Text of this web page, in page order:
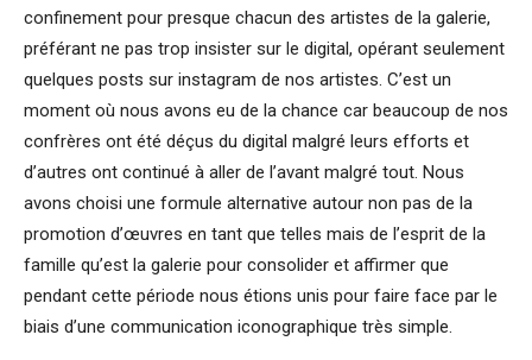
confinement pour presque chacun des artistes de la galerie,
préférant ne pas trop insister sur le digital, opérant seulement
quelques posts sur instagram de nos artistes. C’est un
moment où nous avons eu de la chance car beaucoup de nos
confrères ont été déçus du digital malgré leurs efforts et
d’autres ont continué à aller de l’avant malgré tout. Nous
avons choisi une formule alternative autour non pas de la
promotion d’œuvres en tant que telles mais de l’esprit de la
famille qu’est la galerie pour consolider et affirmer que
pendant cette période nous étions unis pour faire face par le
biais d’une communication iconographique très simple.